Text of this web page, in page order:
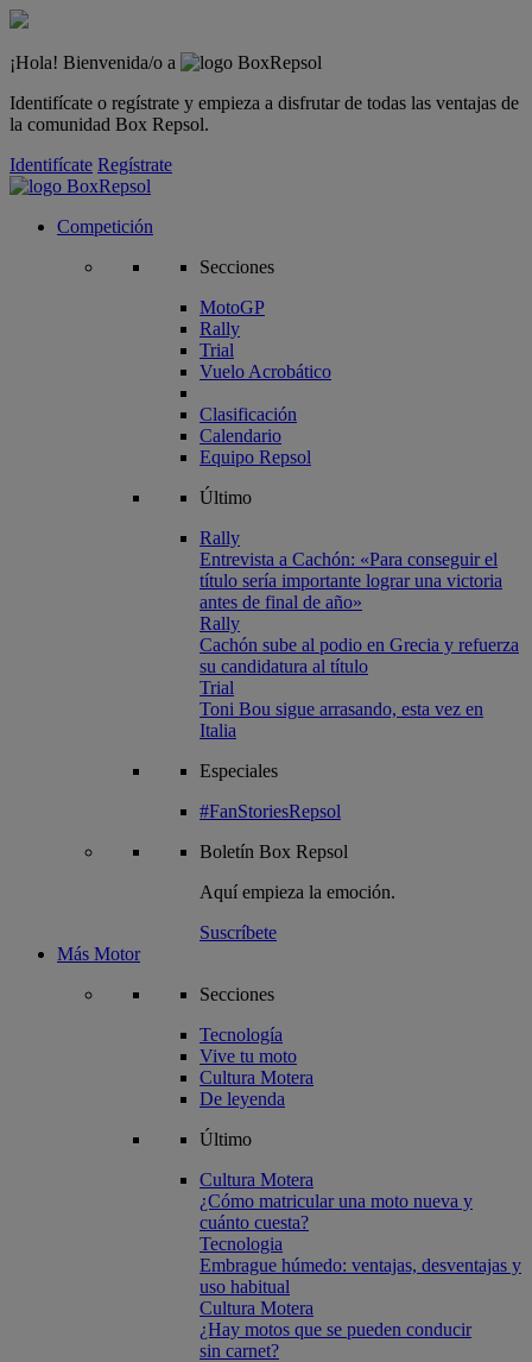
¡Hola! Bienvenida/o a
Identifícate o regístrate y empieza a disfrutar de todas las ventajas de
la comunidad Box Repsol.
Identifícate Regístrate
Competición
Secciones
MotoGP
Rally
Trial
Vuelo Acrobático
Clasificación
Calendario
Equipo Repsol
Último
Rally
Entrevista a Cachón: «Para conseguir el
título sería importante lograr una victoria
antes de final de año»
Rally
Cachón sube al podio en Grecia y refuerza
su candidatura al título
Trial
Toni Bou sigue arrasando, esta vez en
Italia
Especiales
#FanStoriesRepsol
Boletín Box Repsol
Aquí empieza la emoción.
Suscríbete
Más Motor
Secciones
Tecnología
Vive tu moto
Cultura Motera
De leyenda
Último
Cultura Motera
¿Cómo matricular una moto nueva y
cuánto cuesta?
Tecnologia
Embrague húmedo: ventajas, desventajas y
uso habitual
Cultura Motera
¿Hay motos que se pueden conducir
sin carnet?